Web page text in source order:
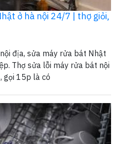
ở hà nội 24/7 | thợ giỏi,
địa, sửa máy rửa bát Nhật
Thợ sửa lỗi máy rửa bát nội
gọi 15p là có